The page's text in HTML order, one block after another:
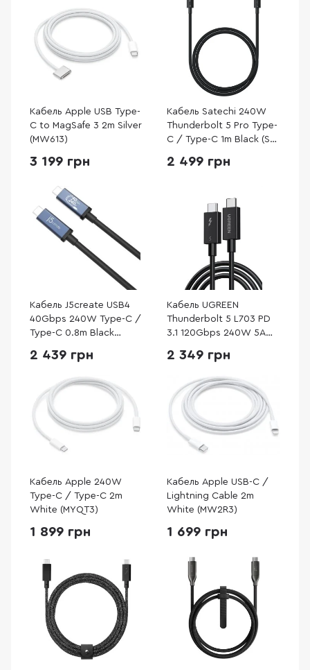
Кабель Apple USB Type-
C to MagSafe 3 2m Silver
(MW613)
3 199 грн
Кабель Satechi 240W
Thunderbolt 5 Pro Type-
C / Type-C 1m Black (ST-
2 499 грн
Кабель J5create USB4
40Gbps 240W Type-C /
Type-C 0.8m Black
2 439 грн
Кабель UGREEN
Thunderbolt 5 L703 PD
3.1 120Gbps 240W 5A
Black (45996)
2 349 грн
Кабель Apple 240W
Type-C / Type-C 2m
White (MYQT3)
1 899 грн
Кабель Apple USB-C /
Lightning Cable 2m
White (MW2R3)
1 699 грн